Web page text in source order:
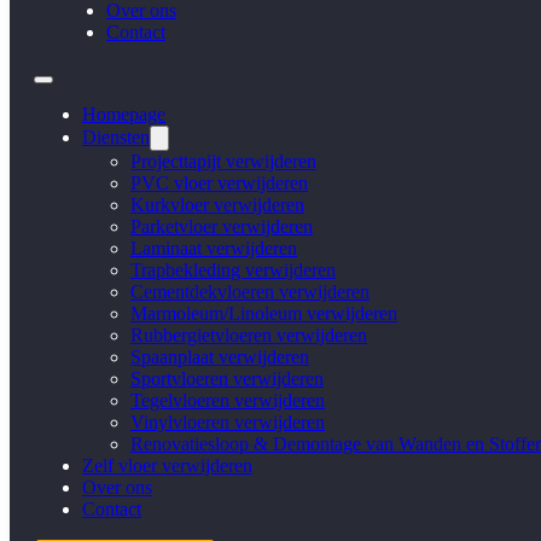
Over ons
Contact
Homepage
Diensten
Projecttapijt verwijderen
PVC vloer verwijderen
Kurkvloer verwijderen
Parketvloer verwijderen
Laminaat verwijderen
Trapbekleding verwijderen
Cementdekvloeren verwijderen
Marmoleum/Linoleum verwijderen
Rubbergietvloeren verwijderen
Spaanplaat verwijderen
Sportvloeren verwijderen
Tegelvloeren verwijderen
Vinylvloeren verwijderen
Renovatiesloop & Demontage van Wanden en
Zelf vloer verwijderen
Over ons
Contact